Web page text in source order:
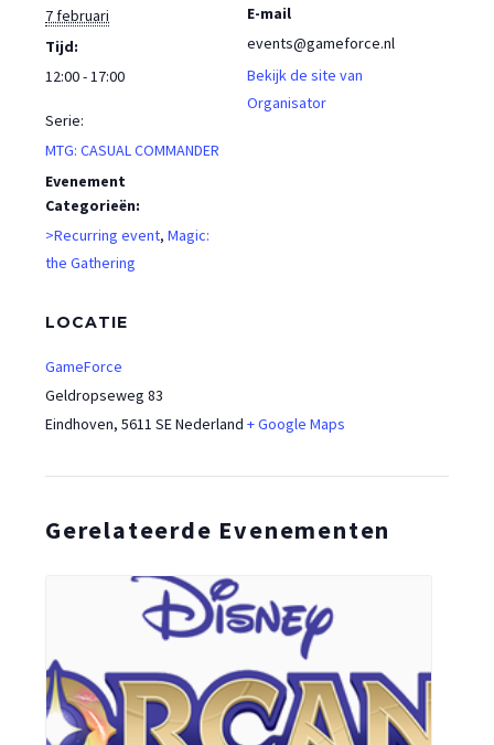
7 februari
Tijd:
12:00 - 17:00
Serie:
MTG: CASUAL COMMANDER
Evenement
Categorieën:
>Recurring event, Magic:
the Gathering
LOCATIE
GameForce
Geldropseweg 83
Eindhoven, 5611 SENederland + Google Maps
E-mail
events@gameforce.nl
Bekijk de site van
Organisator
Gerelateerde Evenementen